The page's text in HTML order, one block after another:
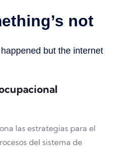
las estrategias para el
del sistema de